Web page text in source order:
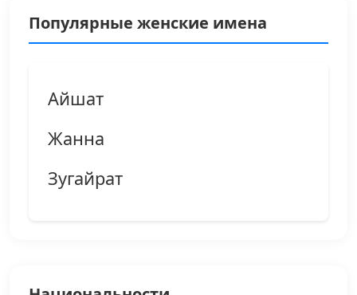
Популярные женские имена
Айшат
Жанна
Зугайрат